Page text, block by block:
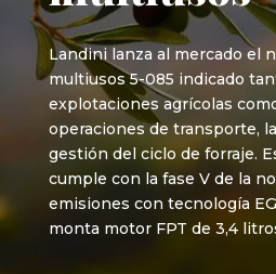
Landini lanza al mercado el
multiusos 5-085 indicado
explotaciones agrícolas
operaciones de transporte,
gestión del ciclo de forraje.
cumple con la fase V de la
emisiones con tecnología
monta motor FPT de 3,4